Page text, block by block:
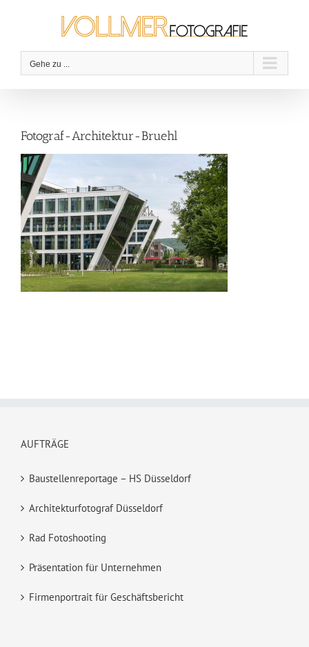
Gehe zu ...
Fotograf-Architektur-Bruehl
AUFTRÄGE
Baustellenreportage – HS Düsseldorf
Architekturfotograf Düsseldorf
Rad Fotoshooting
Präsentation für Unternehmen
Firmenportrait für Geschäftsbericht